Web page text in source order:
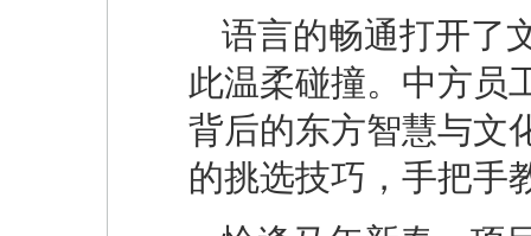
语言的畅通打开了
此温柔碰撞。中方员
背后的东方智慧与文
的挑选技巧，手把手